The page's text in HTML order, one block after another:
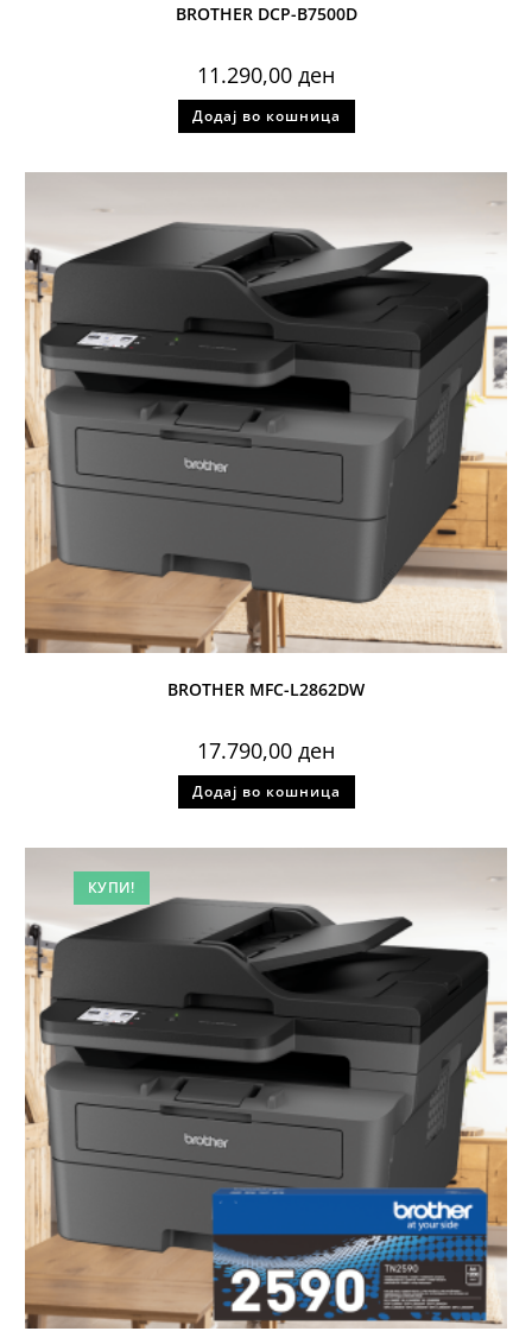
BROTHER DCP-B7500D
11.290,00 ден
Додај во кошница
BROTHER MFC-L2862DW
17.790,00 ден
Додај во кошница
КУПИ!